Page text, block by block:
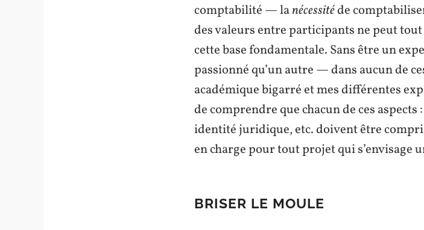
comptabilité — lanécessitéde
des valeurs entre participants ne peut
cette base fondamentale. Sans être un
passionné qu’un autre — dans aucun de
académique bigarré et mes différentes
de comprendre que chacun de ces
identité juridique, etc. doivent être
en charge pour tout projet qui s’envisage
BRISER LE MOULE